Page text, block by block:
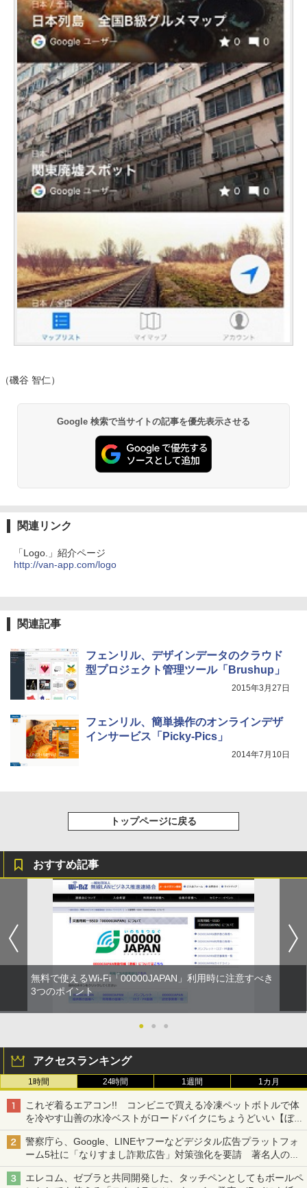
（磯谷 智仁）
Google 検索で当サイトの記事を優先表示させる
関連リンク
「Logo.」紹介ページ
http://van-app.com/logo
関連記事
フェンリル、デザインデータのクラウド
型プロジェクト管理ツール「Brushup」
2015年3月27日
フェンリル、簡単操作のオンラインデザ
インサービス「Picky-Pics」
2014年7月10日
トップページに戻る
おすすめ記事
無料で使えるWi-Fi「00000JAPAN」利用時に注意すべき
3つのポイント
● ● ●
アクセスランキング
1時間 24時間 1週間 1カ月
これぞ着るエアコン!! コンビニで買える冷凍ペットボトルで体
を冷やす山善の水冷ベストがロードバイクにちょうどいい【ぼっ
ち・ざ・ろーど！その14】【空いた時間でなにしてる？】
警察庁ら、Google、LINEヤフーなどデジタル広告プラットフォ
ーム5社に「なりすまし詐欺広告」対策強化を要請 著名人の写
真や映像を使った投資詐欺などへの対策として
エレコム、ゼブラと共同開発した、タッチペンとしてもボールペ